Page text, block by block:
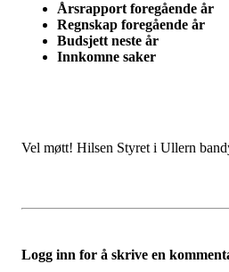
Årsrapport foregående år
Regnskap foregående år
Budsjett neste år
Innkomne saker
Vel møtt! Hilsen Styret i Ullern
Logg inn for å skrive en